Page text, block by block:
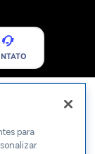
para